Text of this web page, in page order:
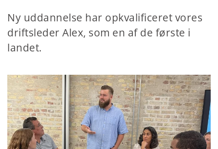
Ny uddannelse har opkvalificeret vores
driftsleder Alex, som en af de første i
landet.